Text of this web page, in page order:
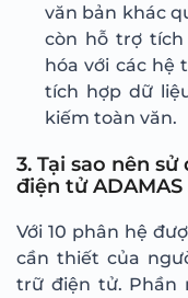
văn bản khác
còn hỗ trợ
hóa với các hệ
tích hợp dữ
kiếm toàn văn.
3. Tại sao nên
điện tử ADAMAS
Với 10 phân hệ
cần thiết của
trữ điện tử. Phần